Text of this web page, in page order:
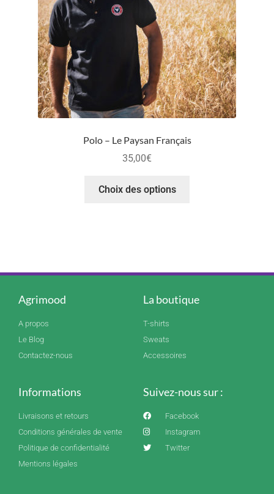
Polo – Le Paysan Français
35,00€
Choix des options
Agrimood
A propos
Le Blog
Contactez-nous
La boutique
T-shirts
Sweats
Accessoires
Informations
Livraisons et retours
Conditions générales de vente
Politique de confidentialité
Mentions légales
Suivez-nous sur :
Facebook
Instagram
Twitter